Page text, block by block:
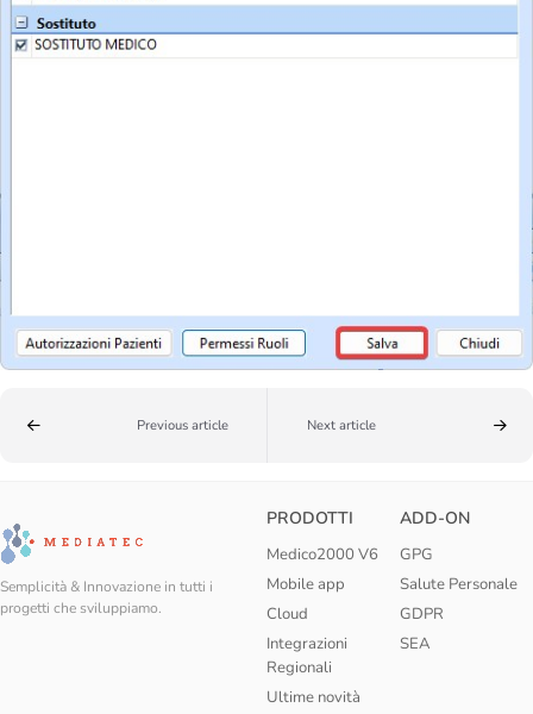
Previous article Next article
Semplicità & Innovazione in tutti i
progetti che sviluppiamo.
PRODOTTI
Medico2000 V6
Mobile app
Cloud
Integrazioni
Regionali
Ultime novità
ADD-ON
GPG
Salute Personale
GDPR
SEA